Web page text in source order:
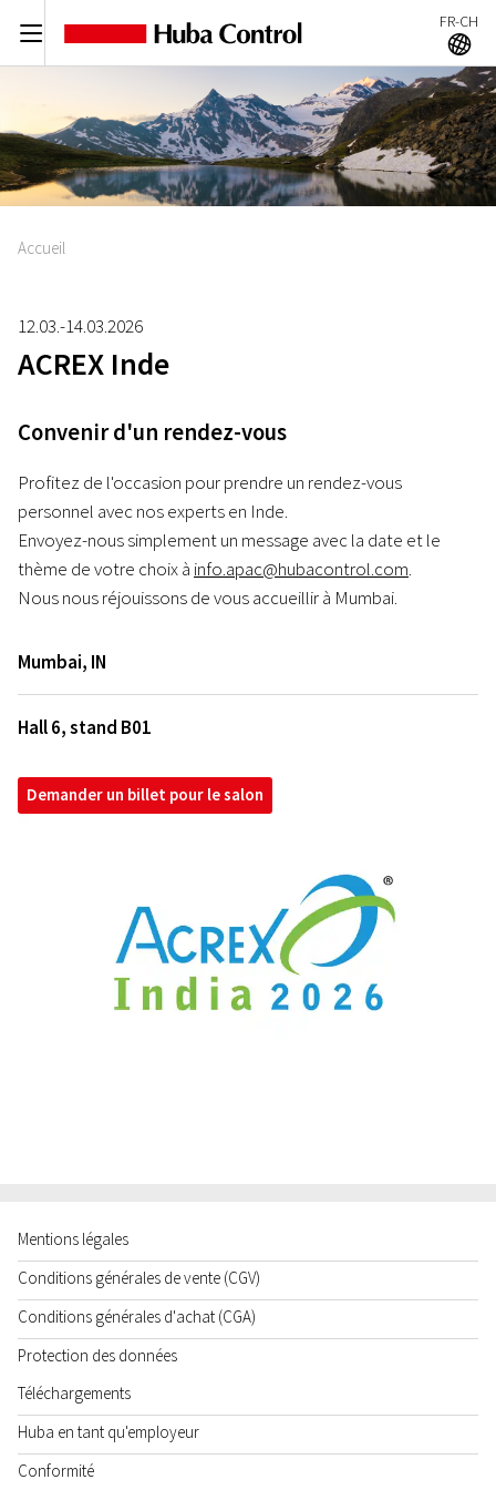
C FR-CH
A
Accueil
12.03.-14.03.2026
ACREX Inde
Convenir d'un rendez-vous
Profitez de l'occasion pour prendre un rendez-vous
personnel avec nos experts en Inde.
Envoyez-nous simplement un message avec la date et le
thème de votre choix à info.apac@hubacontrol.com.
Nous nous réjouissons de vous accueillir à Mumbai.
Mumbai, IN
Hall 6, stand B01
Demander un billet pour le salon
Mentions légales
Conditions générales de vente (CGV)
Conditions générales d'achat (CGA)
Protection des données
Téléchargements
Huba en tant qu'employeur
Conformité